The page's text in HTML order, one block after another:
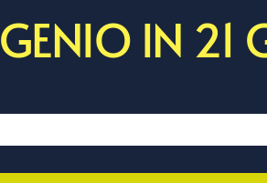
GENIO IN 21